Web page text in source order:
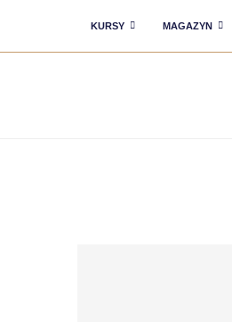
KURSY MAGAZYN